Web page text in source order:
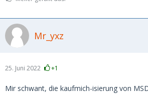
Mr_yxz
25. Juni 2022 +1
Mir schwant, die kaufmich-isierung von